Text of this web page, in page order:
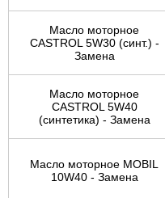
Масло моторное
CASTROL 5W30 (синт.) -
Замена
Масло моторное
CASTROL 5W40
(синтетика) - Замена
Масло моторное MOBIL
10W40 - Замена